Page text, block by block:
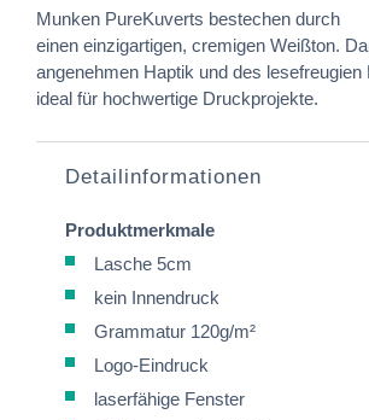
Munken PureKuverts bestechen durch
einen einzigartigen, cremigen Weißton.
angenehmen Haptik und des lesefreugien
ideal für hochwertige Druckprojekte.
Detailinformationen
Produktmerkmale
Lasche 5cm
kein Innendruck
Grammatur 120g/m²
Logo-Eindruck
laserfähige Fenster